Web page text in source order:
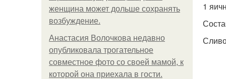
женщина может дольше сохранять
возбуждение.
Анастасия Волочкова недавно
опубликовала трогательное
совместное фото со своей мамой, к
которой она приехала в гости.
1